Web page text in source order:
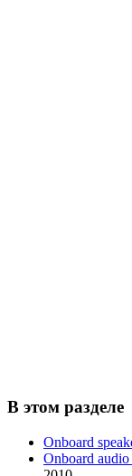
В этом разделе
Onboard
Onboard